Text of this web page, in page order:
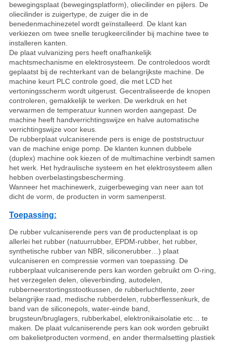
bewegingsplaat (bewegingsplatform), oliecilinder en pijlers. De
oliecilinder is zuigertype, de zuiger die in de
benedenmachinezetel wordt geïnstalleerd. De klant kan
verkiezen om twee snelle terugkeercilinder bij machine twee te
installeren kanten.
De plaat vulvanizing pers heeft onafhankelijk
machtsmechanisme en elektrosysteem. De controledoos wordt
geplaatst bij de rechterkant van de belangrijkste machine. De
machine keurt PLC controle goed, die met LCD het
vertoningsscherm wordt uitgerust. Gecentraliseerde de knopen
controleren, gemakkelijk te werken. De werkdruk en het
verwarmen de temperatuur kunnen worden aangepast. De
machine heeft handverrichtingswijze en halve automatische
verrichtingswijze voor keus.
De rubberplaat vulcaniserende pers is enige de poststructuur
van de machine enige pomp. De klanten kunnen dubbele
(duplex) machine ook kiezen of de multimachine verbindt samen
het werk. Het hydraulische systeem en het elektrosysteem allen
hebben overbelastingsbescherming.
Wanneer het machinewerk, zuigerbeweging van neer aan tot
dicht de vorm, de producten in vorm samenperst.
Toepassing:
De rubber vulcaniserende pers van de productenplaat is op
allerlei het rubber (natuurrubber, EPDM-rubber, het rubber,
synthetische rubber van NBR, siliconerubber…) plaat
vulcaniseren en compressie vormen van toepassing. De
rubberplaat vulcaniserende pers kan worden gebruikt om O-ring,
het verzegelen delen, olieverbinding, autodelen,
rubberneerstortingsstootkussen, de rubberluchtlente, zeer
belangrijke raad, medische rubberdelen, rubberflessenkurk, de
band van de siliconepols, water-einde band,
brugsteun/bruglagers, rubberkabel, elektronikaisolatie etc… te
maken. De plaat vulcaniserende pers kan ook worden gebruikt
om bakelietproducten vormend, en ander thermalsetting plastiek